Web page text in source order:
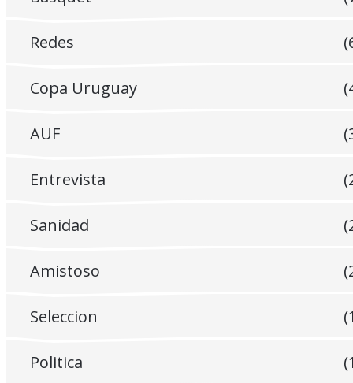
Redes
Copa Uruguay
AUF
Entrevista
Sanidad
Amistoso
Seleccion
Politica